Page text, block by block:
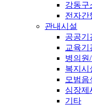
강동구
전자간
관내시설
공공기
교육기
병의원
복지시
모범음
심장제
기타